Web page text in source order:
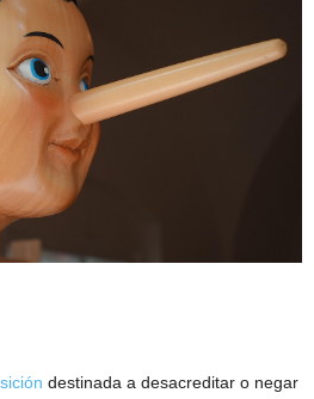
destinada a desacreditar o negar